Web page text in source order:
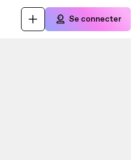
Se connecter